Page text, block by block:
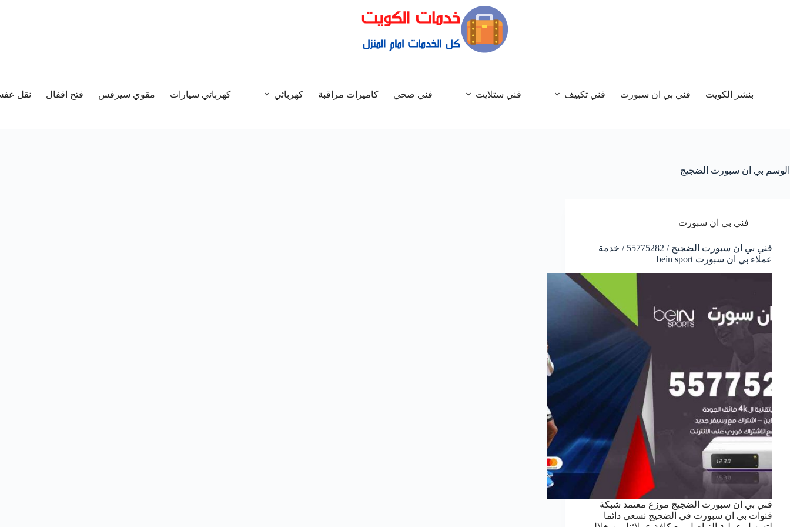
بنشر الكويت فني بي ان سبورت فني تكييف فني ستلايت فني صحي كاميرات مراقبة كهربائي كهربائي سيارات مقوي سيرفس فتح اقفال نقل
الوسم بي ان سبورت الضجيج
فني بي ان سبورت
فني بي ان سبورت الضجيج / 55775282 / خدمة
عملاء بي ان سبورت bein sport
فني بي ان سبورت الضجيج موزع معتمد شبكة
قنوات بي ان سبورت في الضجيج نسعى دائما